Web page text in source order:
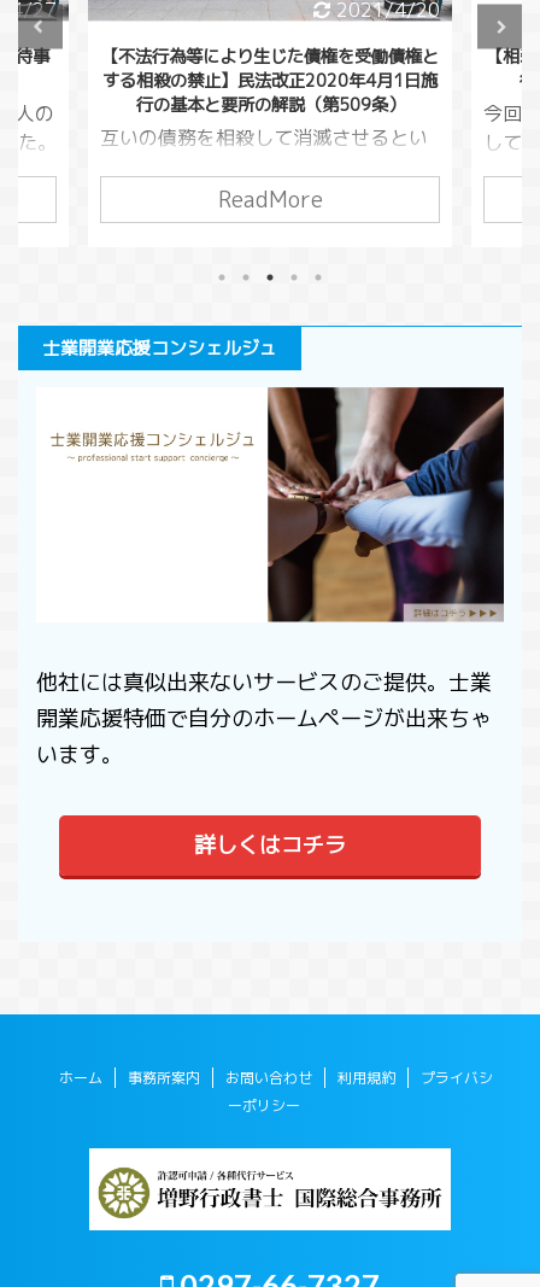
4/27
待事
人の
た。
るこ
ま
の児
と思
2021/4/20
【不法行為等により生じた債権を受働債権と
する相殺の禁止】民法改正2020年4月1日施
行の基本と要所の解説（第509条）
互いの債務を相殺して消滅させるとい
条）この債務というのは損害賠償請求
でも良いので、借金をしている人が損
いうこともできてしまうわけです。こ
使う悪意の行為を対策するために考え
られたのが５０９条です。 今回は、不
法行為によってできた債権の相殺につ
いて解説します。 このページで分か
る事条文の変化受働債権と自働債権相
殺の禁止の条件悪意による不法行為と
は人の生命又は身体の侵害による損害
賠償まとめ 条文の変 ...
ReadMore
【相
今回
して
万円
が、
消し
は、
ジで
士業開業応援コンシェルジュ
他社には真似出来ないサービスのご提供。士業
開業応援特価で自分のホームページが出来ちゃ
います。
詳しくはコチラ
ホーム 事務所案内 お問い合わせ 利用規約
プライバシ
ーポリシー